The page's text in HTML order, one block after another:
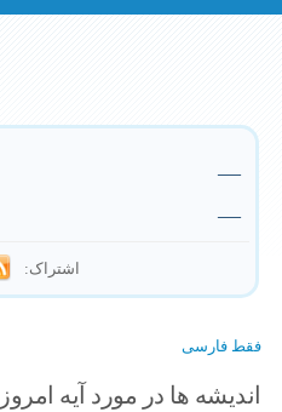
—
—
اشتراک:
فقط فارسی
اندیشه ها در مورد آیه